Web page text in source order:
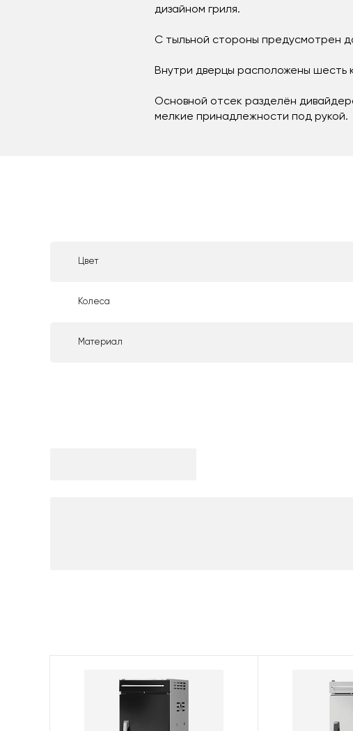
дизайном гриля.
С тыльной стороны предусмотрен
Внутри дверцы расположены шесть
Основной отсек разделён
мелкие принадлежности под рукой.
Цвет
Колеса
Материал